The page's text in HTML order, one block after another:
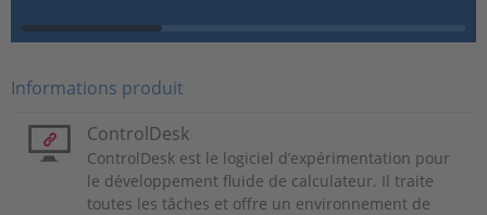
Informations produit
ControlDesk
ControlDesk est le logiciel d’expérimentation pour
le développement fluide de calculateur. Il traite
toutes les tâches et offre un environnement de